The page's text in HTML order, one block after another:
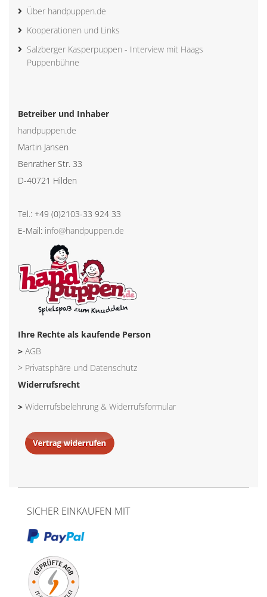
Über handpuppen.de
Kooperationen und Links
Salzberger Kasperpuppen - Interview mit Haags
Puppenbühne
Betreiber und Inhaber
handpuppen.de
Martin Jansen
Benrather Str. 33
D-40721 Hilden
Tel.: +49 (0)2103-33 924 33
E-Mail: info@handpuppen.de
Ihre Rechte als kaufende Person
> AGB
> Privatsphäre und Datenschutz
Widerrufsrecht
> Widerrufsbelehrung & Widerrufsformular
SICHER EINKAUFEN MIT